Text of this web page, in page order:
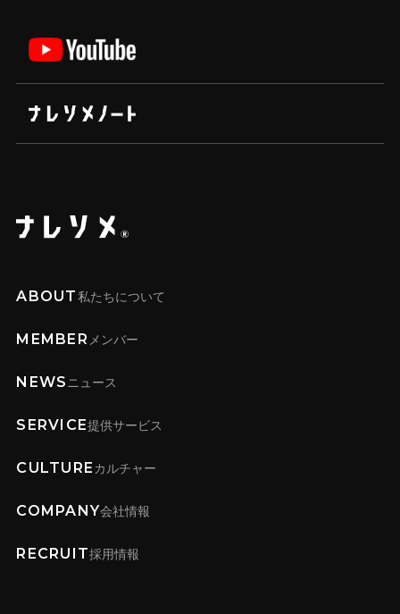
ABOUT私たちについて
MEMBER メンバー
NEWSニュース
SERVICE提供サービス
CULTURE カルチャー
COMPANY会社情報
RECRUIT採用情報